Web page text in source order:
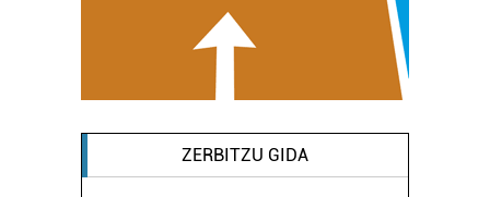
ZERBITZU GIDA